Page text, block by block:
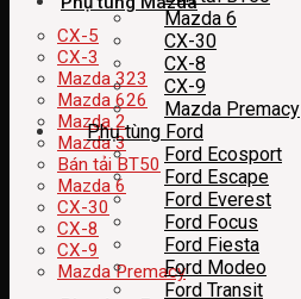
CX-5
CX-3
Mazda 323
Mazda 626
Mazda 2
Mazda 3
Bán tải BT50
Mazda 6
CX-30
CX-8
CX-9
Mazda Premacy
Mazda 6
CX-30
CX-8
CX-9
Mazda Premacy
Phụ tùng Ford
Ford Ecosport
Ford Escape
Ford Everest
Ford Focus
Ford Fiesta
Ford Modeo
Ford Transit